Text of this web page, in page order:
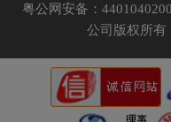
粤公网安备：
公司版权所有